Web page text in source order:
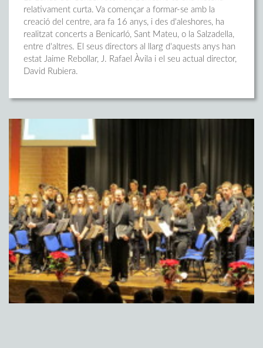
relativament curta. Va començar a formar-se amb la
creació del centre, ara fa 16 anys, i des d'aleshores, ha
realitzat concerts a Benicarló, Sant Mateu, o la Salzadella,
entre d'altres. El seus directors al llarg d'aquests anys han
estat Jaime Rebollar, J. Rafael Àvila i el seu actual director,
David Rubiera.